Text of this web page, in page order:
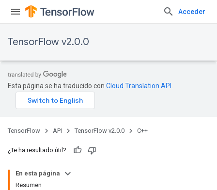
Acceder
TensorFlow v2.0.0
Esta página se ha traducido con Cloud Translation API
TensorFlow API TensorFlow v2.0.0 C++
¿Te ha resultado útil?
En esta página
Resumen